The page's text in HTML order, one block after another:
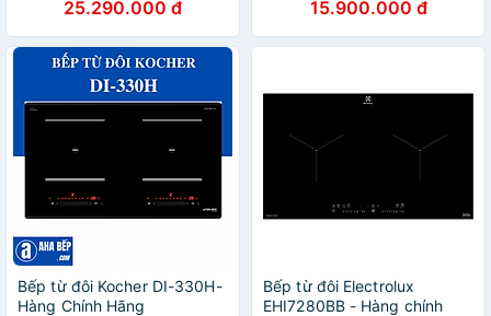
hãng | Bảo hành chính hãng
25.290.000 đ 15.900.000 đ
Bếp từ đôi Kocher DI-330H-
Hàng Chính Hãng
Bếp từ đôi Electrolux
EHI7280BB - Hàng chính